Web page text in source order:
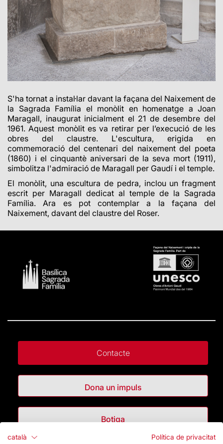
S'ha tornat a instal·lar davant la façana del Naixement de
la Sagrada Família el monòlit en homenatge a Joan
Maragall, inaugurat inicialment el 21 de desembre del
1961. Aquest monòlit es va retirar per l’execució de les
obres del claustre. L'escultura, erigida en
commemoració del centenari del naixement del poeta
(1860) i el cinquantè aniversari de la seva mort (1911),
simbolitza l'admiració de Maragall per Gaudí i el temple.
El monòlit, una escultura de pedra, inclou un fragment
escrit per Maragall dedicat al temple de la Sagrada
Família. Ara es pot contemplar a la façana del
Naixement, davant del claustre del Roser.
Contacte
Dona un impuls
Botiga
català
Política de privacitat